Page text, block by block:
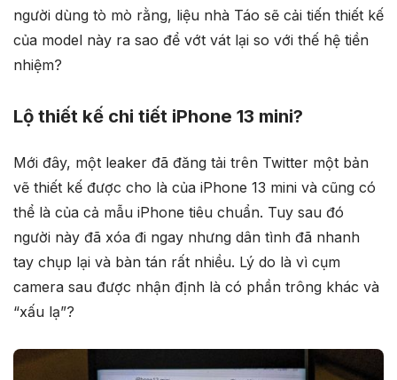
người dùng tò mò rằng, liệu nhà Táo sẽ cải tiến thiết kế
của model này ra sao để vớt vát lại so với thế hệ tiền
nhiệm?
Lộ thiết kế chi tiết iPhone 13 mini?
Mới đây, một leaker đã đăng tải trên Twitter một bản
vẽ thiết kế được cho là của iPhone 13 mini và cũng có
thể là của cả mẫu iPhone tiêu chuẩn. Tuy sau đó
người này đã xóa đi ngay nhưng dân tình đã nhanh
tay chụp lại và bàn tán rất nhiều. Lý do là vì cụm
camera sau được nhận định là có phần trông khác và
“xấu lạ”?